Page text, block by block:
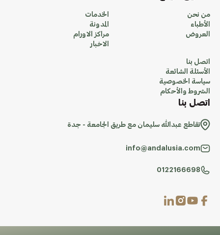
من نحن
الأطباء
العروض
الخدمات
المدونة
مراكز الاورام
الاخبار
اتصل بنا
الأسئلة الشائعة
سياسة الخصوصية
الشروط والأحكام
اتصل بنا
تقاطع عبدالله سليمان مع طريق الجامعة - جدة
info@andalusia.com
0122166698